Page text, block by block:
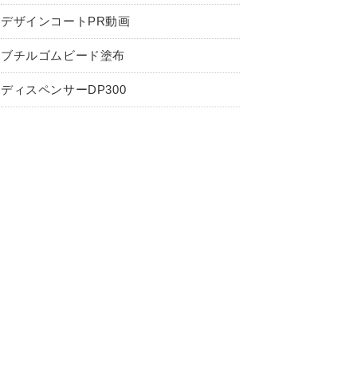
デザインコートPR動画
ブチルゴムビード塗布
ディスペンサーDP300